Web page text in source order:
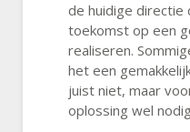
de huidige directie
toekomst op een
realiseren.
het een
juist niet, maar
oplossing wel